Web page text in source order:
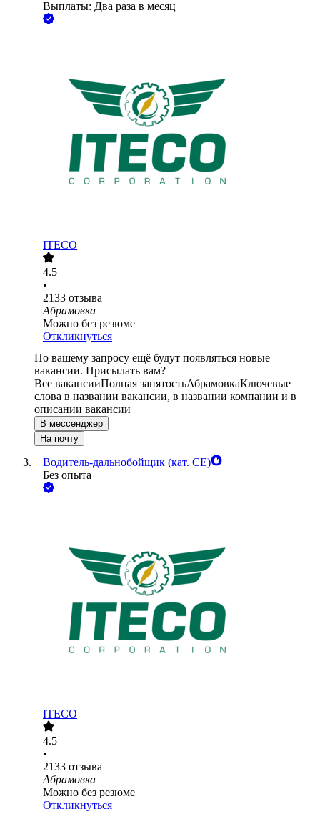
Выплаты: Два раза в месяц
ITECO
4.5
•
2133 отзыва
Абрамовка
Можно без резюме
Откликнуться
По вашему запросу ещё будут появляться новые
вакансии. Присылать вам?
Все вакансииПолная занятостьАбрамовкаКлючевые
слова в названии вакансии, в названии компании и в
описании вакансии
В мессенджер
На почту
Водитель-дальнобойщик (кат. CE)
Без опыта
ITECO
4.5
•
2133 отзыва
Абрамовка
Можно без резюме
Откликнуться